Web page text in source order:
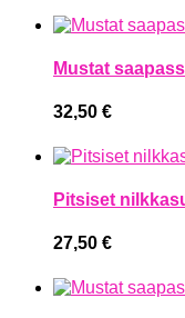
Mustat
32,50 €
Pitsiset
27,50 €